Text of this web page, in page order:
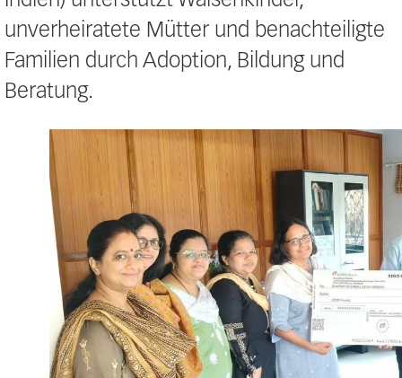
unverheiratete Mütter und benachteiligte
Familien durch Adoption, Bildung und
Beratung.